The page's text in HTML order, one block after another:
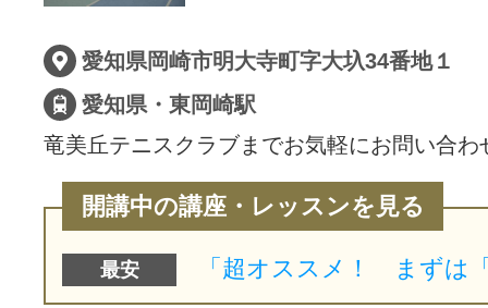
愛知県岡崎市明大寺町字大圦34番地１
愛知県・東岡崎駅
竜美丘テニスクラブまでお気軽にお問い合わ
開講中の講座・レッスンを見る
最安